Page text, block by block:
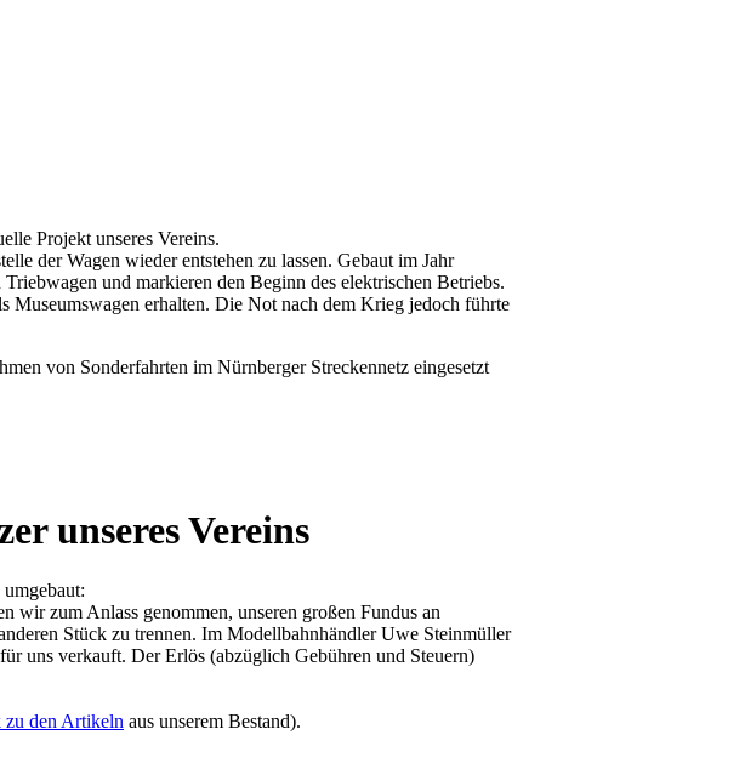
Projekt unseres Vereins.
der Wagen wieder entstehen zu lassen. Gebaut im Jahr
und markieren den Beginn des elektrischen Betriebs.
Museumswagen erhalten. Die Not nach dem Krieg jedoch führte
von Sonderfahrten im Nürnberger Streckennetz eingesetzt
unseres Vereins
wir zum Anlass genommen, unseren großen Fundus an
Stück zu trennen. Im Modellbahnhändler Uwe Steinmüller
uns verkauft. Der Erlös (abzüglich Gebühren und Steuern)
den Artikeln aus unserem Bestand).